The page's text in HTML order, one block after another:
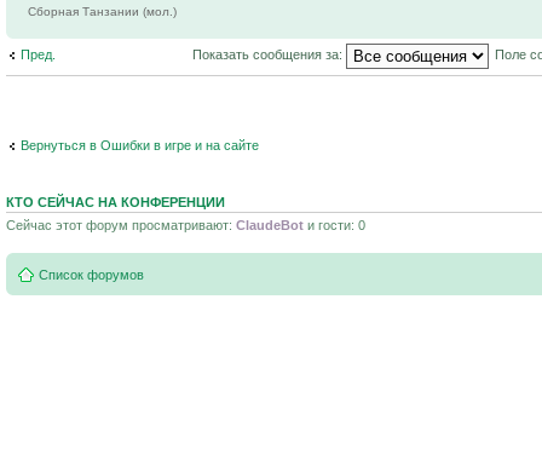
Сборная Танзании (мол.)
Пред. Показать сообщения за: Поле
Вернуться в Ошибки в игре и на сайте
КТО СЕЙЧАС НА КОНФЕРЕНЦИИ
Сейчас этот форум просматривают: ClaudeBot и гости: 0
Список форумов